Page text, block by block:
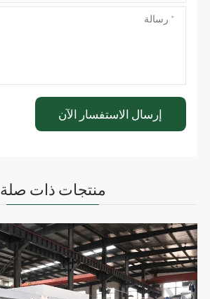
منتجات ذات صلة